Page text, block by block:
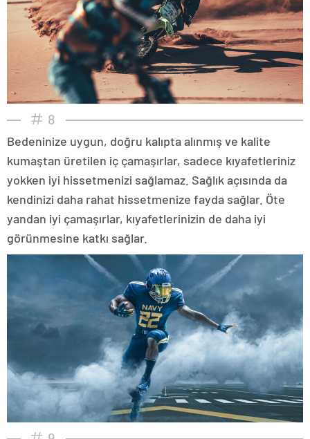
8
Bedeninize uygun, doğru kalıpta alınmış ve kalite
kumaştan üretilen iç çamaşırlar, sadece kıyafetleriniz
yokken iyi hissetmenizi sağlamaz. Sağlık açısında da
kendinizi daha rahat hissetmenize fayda sağlar. Öte
yandan iyi çamaşırlar, kıyafetlerinizin de daha iyi
görünmesine katkı sağlar.